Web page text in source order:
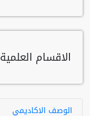
الاقسام العلمية
الوصف الاكاديمي